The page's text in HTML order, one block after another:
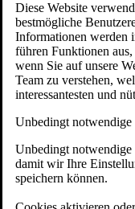
Diese Website
bestmögliche
Informationen werden
führen Funktionen
wenn Sie auf unsere
Team zu verstehen,
interessantesten und
Unbedingt notwendige
Unbedingt notwendige
damit wir Ihre
speichern können.